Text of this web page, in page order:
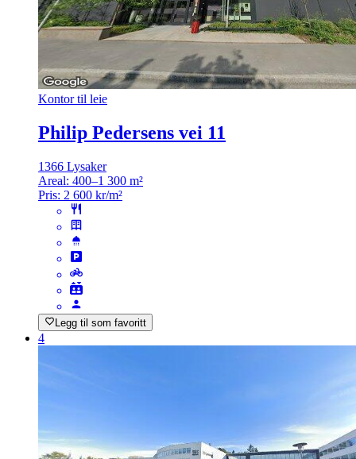
Kontor til leie
Philip Pedersens vei 11
1366 Lysaker
Areal: 400–1 300 m²
Pris: 2 600 kr/m²
Legg til som favoritt
4